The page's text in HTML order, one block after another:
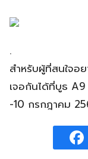
.
สำหรับผู้ที่สนใจอ
เจอกันได้ที่บูธ
-10 กรกฎาคม